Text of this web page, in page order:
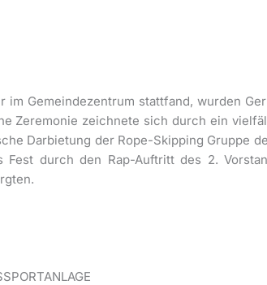
im Gemeindezentrum stattfand, wurden
Zeremonie zeichnete sich durch ein
Darbietung der Rope-Skipping Gruppe
Fest durch den Rap-Auftritt des 2.